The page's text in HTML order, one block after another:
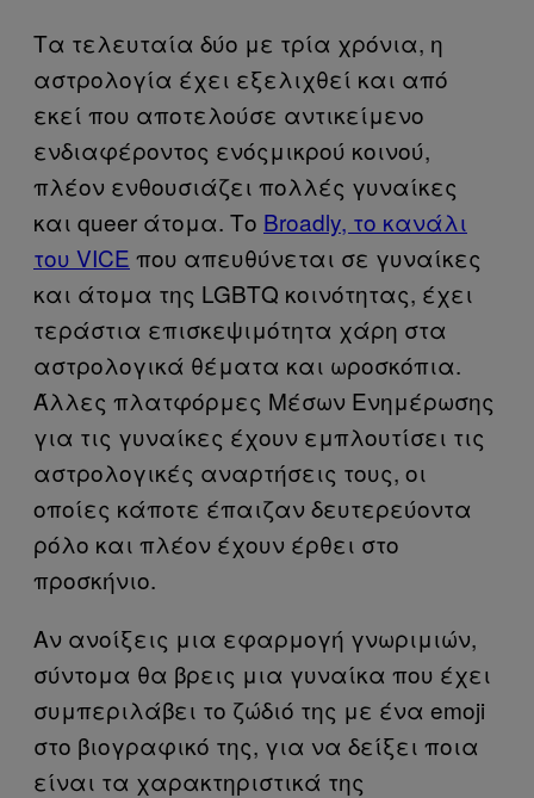
Τα τελευταία δύο με τρία χρόνια, η
αστρολογία έχει εξελιχθεί και από
εκεί που αποτελούσε αντικείμενο
ενδιαφέροντος ενόςμικρού κοινού,
πλέον ενθουσιάζει πολλές γυναίκες
και queer άτομα. Το Broadly, το κανάλι
του VICE που απευθύνεται σε γυναίκες
και άτομα της LGBTQ κοινότητας, έχει
τεράστια επισκεψιμότητα χάρη στα
αστρολογικά θέματα και ωροσκόπια.
Άλλες πλατφόρμες Μέσων Ενημέρωσης
για τις γυναίκες έχουν εμπλουτίσει τις
αστρολογικές αναρτήσεις τους, οι
οποίες κάποτε έπαιζαν δευτερεύοντα
ρόλο και πλέον έχουν έρθει στο
προσκήνιο.
Αν ανοίξεις μια εφαρμογή γνωριμιών,
σύντομα θα βρεις μια γυναίκα που έχει
συμπεριλάβει το ζώδιό της με ένα emoji
στο βιογραφικό της, για να δείξει ποια
είναι τα χαρακτηριστικά της